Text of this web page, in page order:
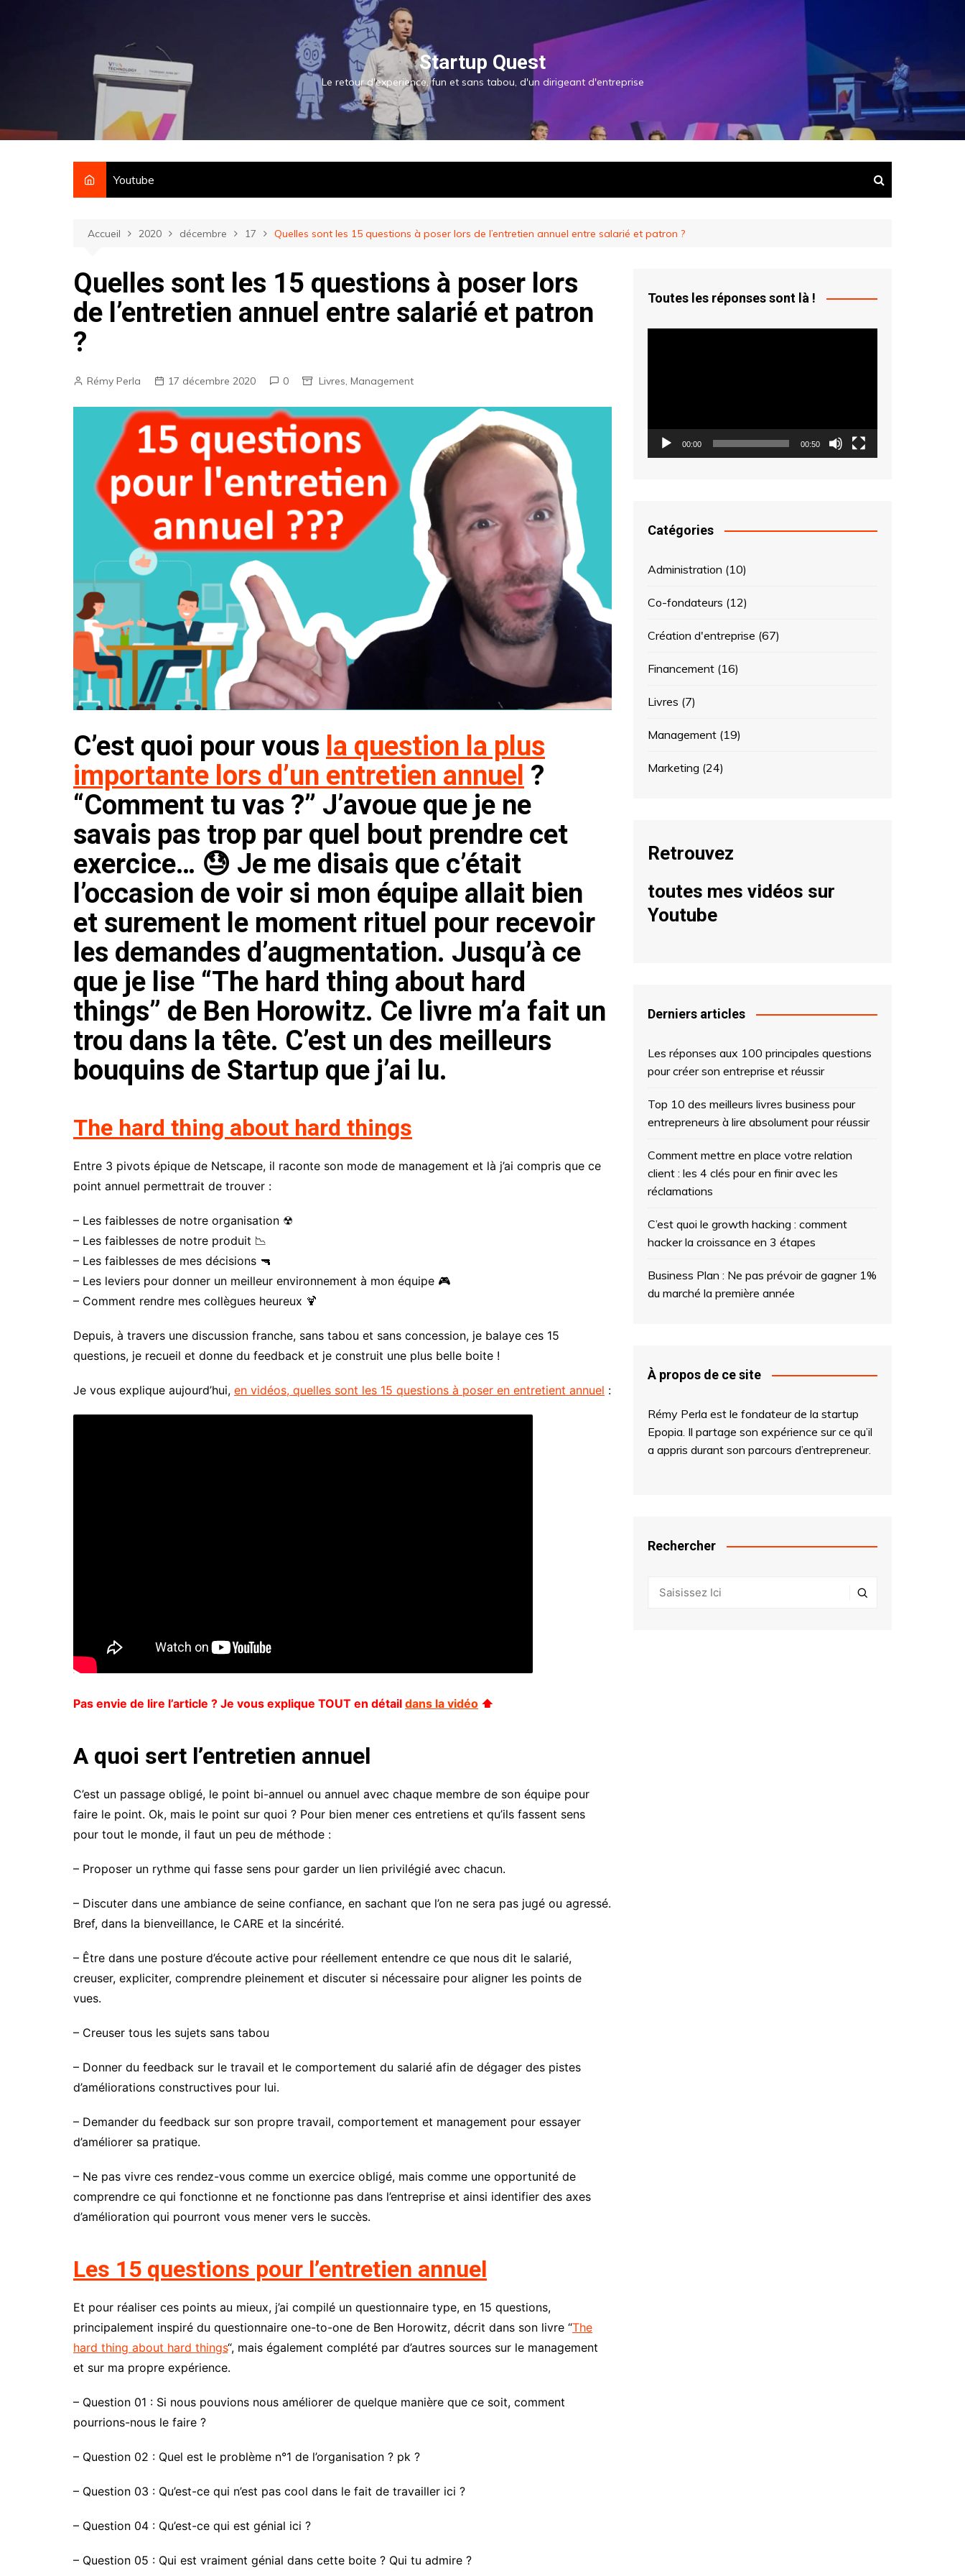
Startup Quest
Le retour d'experience, fun et sans tabou, d'un dirigeant d'entreprise
Youtube
Accueil 2020 décembre 17 Quelles sont les 15 questions à poser lors de l’entretien annuel entre salarié et patron ?
Quelles sont les 15 questions à poser lors
de l’entretien annuel entre salarié et patron
?
Rémy Perla 17 décembre 2020 0 Livres, Management
C’est quoi pour vous la question la plus
importante lors d’un entretien annuel ?
“Comment tu vas ?” J’avoue que je ne
savais pas trop par quel bout prendre cet
exercice… 😓 Je me disais que c’était
l’occasion de voir si mon équipe allait bien
et surement le moment rituel pour recevoir
les demandes d’augmentation. Jusqu’à ce
que je lise “The hard thing about hard
things” de Ben Horowitz. Ce livre m’a fait un
trou dans la tête. C’est un des meilleurs
bouquins de Startup que j’ai lu.
The hard thing about hard things
Entre 3 pivots épique de Netscape, il raconte son mode de management et là j’ai compris que ce
point annuel permettrait de trouver :
– Les faiblesses de notre organisation ☢
– Les faiblesses de notre produit 📉
– Les faiblesses de mes décisions 🔫
– Les leviers pour donner un meilleur environnement à mon équipe 🎮
– Comment rendre mes collègues heureux 🍹
Depuis, à travers une discussion franche, sans tabou et sans concession, je balaye ces 15
questions, je recueil et donne du feedback et je construit une plus belle boite !
Je vous explique aujourd’hui, en vidéos, quelles sont les 15 questions à poser en entretient annuel :
Pas envie de lire l’article ? Je vous explique TOUT en détail dans la vidéo ⬆
A quoi sert l’entretien annuel
C’est un passage obligé, le point bi-annuel ou annuel avec chaque membre de son équipe pour
faire le point. Ok, mais le point sur quoi ? Pour bien mener ces entretiens et qu’ils fassent sens
pour tout le monde, il faut un peu de méthode :
– Proposer un rythme qui fasse sens pour garder un lien privilégié avec chacun.
– Discuter dans une ambiance de seine confiance, en sachant que l’on ne sera pas jugé ou agressé.
Bref, dans la bienveillance, le CARE et la sincérité.
– Être dans une posture d’écoute active pour réellement entendre ce que nous dit le salarié,
creuser, expliciter, comprendre pleinement et discuter si nécessaire pour aligner les points de
vues.
– Creuser tous les sujets sans tabou
– Donner du feedback sur le travail et le comportement du salarié afin de dégager des pistes
d’améliorations constructives pour lui.
– Demander du feedback sur son propre travail, comportement et management pour essayer
d’améliorer sa pratique.
– Ne pas vivre ces rendez-vous comme un exercice obligé, mais comme une opportunité de
comprendre ce qui fonctionne et ne fonctionne pas dans l’entreprise et ainsi identifier des axes
d’amélioration qui pourront vous mener vers le succès.
Les 15 questions pour l’entretien annuel
Et pour réaliser ces points au mieux, j’ai compilé un questionnaire type, en 15 questions,
principalement inspiré du questionnaire one-to-one de Ben Horowitz, décrit dans son livre “The
hard thing about hard things“, mais également complété par d’autres sources sur le management
et sur ma propre expérience.
– Question 01 : Si nous pouvions nous améliorer de quelque manière que ce soit, comment
pourrions-nous le faire ?
– Question 02 : Quel est le problème n°1 de l’organisation ? pk ?
– Question 03 : Qu’est-ce qui n’est pas cool dans le fait de travailler ici ?
– Question 04 : Qu’est-ce qui est génial ici ?
– Question 05 : Qui est vraiment génial dans cette boite ? Qui tu admire ?
Toutes les réponses sont là !
00:00 00:50
Catégories
Administration (10)
Co-fondateurs (12)
Création d'entreprise (67)
Financement (16)
Livres (7)
Management (19)
Marketing (24)
Retrouvez
toutes mes vidéos sur
Youtube
Derniers articles
Les réponses aux 100 principales questions
pour créer son entreprise et réussir
Top 10 des meilleurs livres business pour
entrepreneurs à lire absolument pour réussir
Comment mettre en place votre relation
client : les 4 clés pour en finir avec les
réclamations
C’est quoi le growth hacking : comment
hacker la croissance en 3 étapes
Business Plan : Ne pas prévoir de gagner 1%
du marché la première année
À propos de ce site
Rémy Perla est le fondateur de la startup
Epopia. Il partage son expérience sur ce qu’il
a appris durant son parcours d’entrepreneur.
Rechercher